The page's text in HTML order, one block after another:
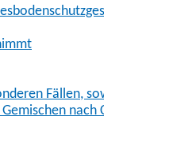
Fällen, sowie der Art
nach